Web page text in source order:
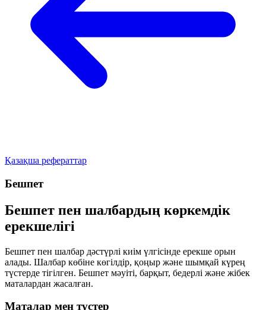
Қазақша рефераттар
Бешпет
Бешпет пен шалбардың көркемдік
ерекшелігі
Бешпет пен шалбар дәстүрлі киім үлгісінде ерекше орын
алады. Шалбар көбіне көгілдір, қоңыр және шымқай күрең
түстерде тігілген. Бешпет мәуіті, барқыт, бедерлі және жібек
маталардан жасалған.
Маталар мен түстер